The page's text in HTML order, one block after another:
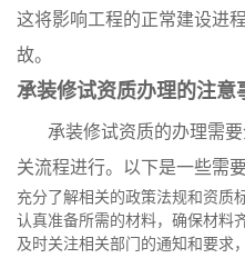
这将影响工程的正常建设进
故。
承装修试资质办理的注意
承装修试资质的办理需
关流程进行。以下是一些需
充分了解相关的政策法规和资质
认真准备所需的材料，确保材料
及时关注相关部门的通知和要求